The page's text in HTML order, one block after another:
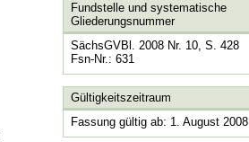
Fundstelle und systematische
Gliederungsnummer
SächsGVBl. 2008 Nr. 10, S. 428
Fsn-Nr.: 631
Gültigkeitszeitraum
Fassung gültig ab: 1. August 2008